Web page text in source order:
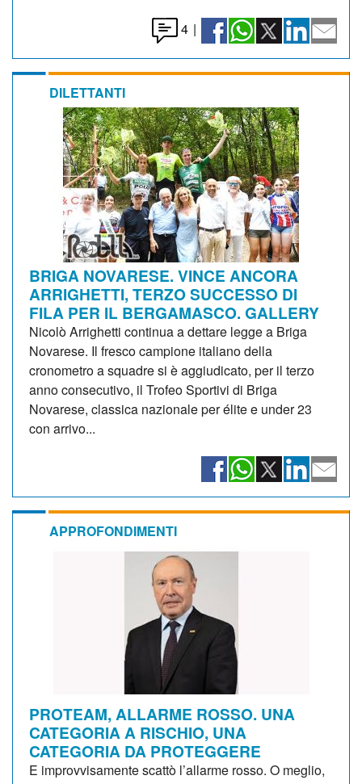
4 |
DILETTANTI
BRIGA NOVARESE. VINCE ANCORA
ARRIGHETTI, TERZO SUCCESSO DI
FILA PER IL BERGAMASCO. GALLERY
Nicolò Arrighetti continua a dettare legge a Briga
Novarese. Il fresco campione italiano della
cronometro a squadre si è aggiudicato, per il terzo
anno consecutivo, il Trofeo Sportivi di Briga
Novarese, classica nazionale per élite e under 23
con arrivo...
APPROFONDIMENTI
PROTEAM, ALLARME ROSSO. UNA
CATEGORIA A RISCHIO, UNA
CATEGORIA DA PROTEGGERE
E improvvisamente scattò l’allarme rosso. O meglio,